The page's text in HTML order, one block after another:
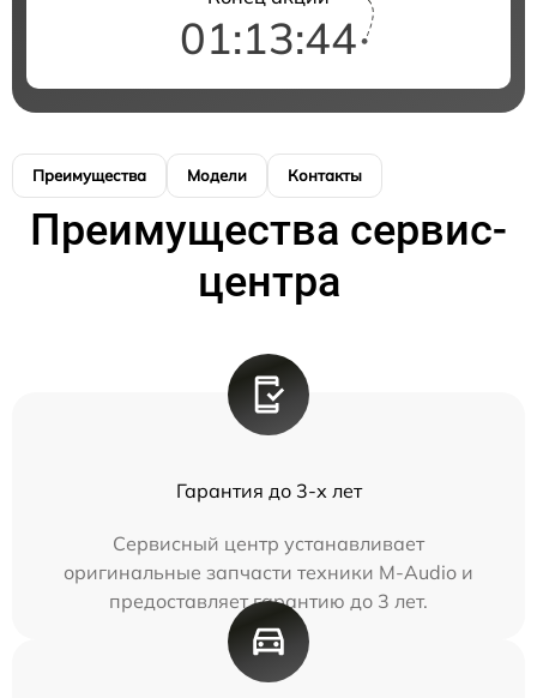
01:13:43
Преимущества Модели Контакты
Преимущества сервис-
центра
Гарантия до 3-х лет
Сервисный центр устанавливает
оригинальные запчасти техники M-Audio и
предоставляет гарантию до 3 лет.